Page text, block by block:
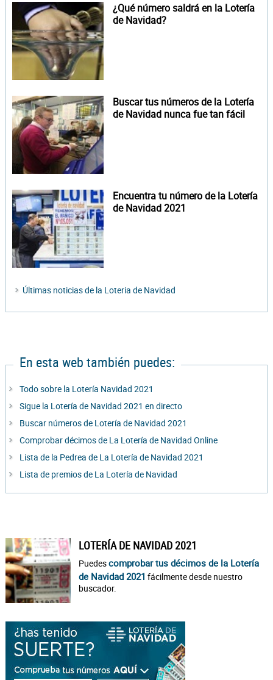
¿Qué número saldrá en la Lotería
de Navidad?
Buscar tus números de la Lotería
de Navidad nunca fue tan fácil
Encuentra tu número de la Lotería
de Navidad 2021
Últimas noticias de la Loteria de Navidad
En esta web también puedes:
Todo sobre la Lotería Navidad 2021
Sigue la Lotería de Navidad 2021 en directo
Buscar números de Lotería de Navidad 2021
Comprobar décimos de La Lotería de Navidad Online
Lista de la Pedrea de La Lotería de Navidad 2021
Lista de premios de La Lotería de Navidad
LOTERÍA DE NAVIDAD 2021
Puedescomprobar tus décimos de la Lotería
de Navidad 2021 fácilmente desde nuestro
buscador.